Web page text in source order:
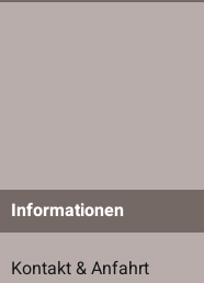
Informationen
Kontakt & Anfahrt